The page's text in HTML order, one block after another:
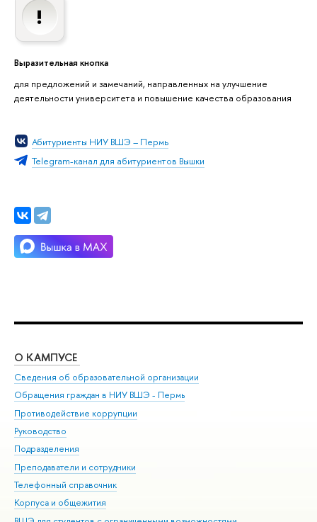
Выразительная кнопка
для предложений и замечаний, направленных на улучшение
деятельности университета и повышение качества образования
Абитуриенты НИУ ВШЭ – Пермь
Telegram-канал для абитуриентов Вышки
О КАМПУСЕ
Сведения об образовательной организации
Обращения граждан в НИУ ВШЭ - Пермь
Противодействие коррупции
Руководство
Подразделения
Преподаватели и сотрудники
Телефонный справочник
Корпуса и общежития